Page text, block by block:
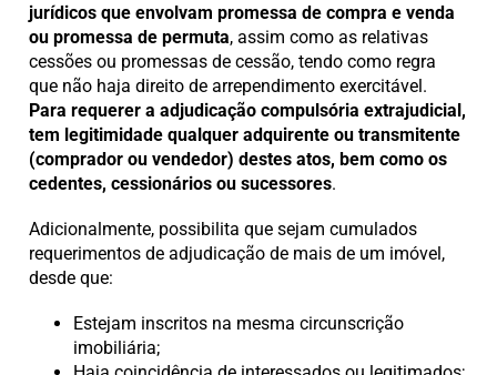
jurídicos que envolvam promessa de compra e venda
ou promessa de permuta, assim como as relativas
cessões ou promessas de cessão, tendo como regra
que não haja direito de arrependimento exercitável.
Para requerer a adjudicação compulsória extrajudicial,
tem legitimidade qualquer adquirente ou transmitente
(comprador ou vendedor) destes atos, bem como os
cedentes, cessionários ou sucessores.
Adicionalmente, possibilita que sejam cumulados
requerimentos de adjudicação de mais de um imóvel,
desde que:
Estejam inscritos na mesma circunscrição
imobiliária;